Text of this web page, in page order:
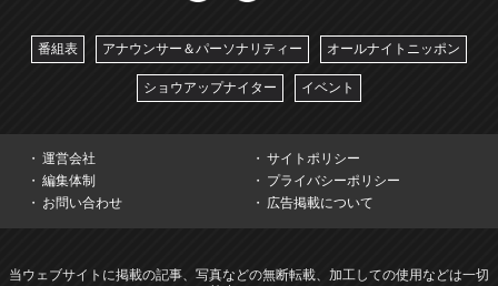
番組表 アナウンサー＆パーソナリティー オールナイトニッポン
ショウアップナイター イベント
運営会社
サイトポリシー
編集体制
プライバシーポリシー
お問い合わせ
広告掲載について
当ウェブサイトに掲載の記事、写真などの無断転載、加工しての使用などは一切